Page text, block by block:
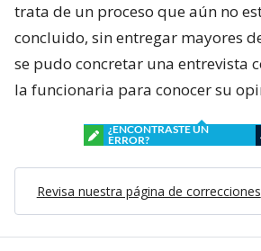
trata de un proceso que aún no
concluido, sin entregar mayores
se pudo concretar una entrevista
la funcionaria para conocer su
¿ENCONTRASTE UN
ERROR?
Revisa nuestra página de correcciones